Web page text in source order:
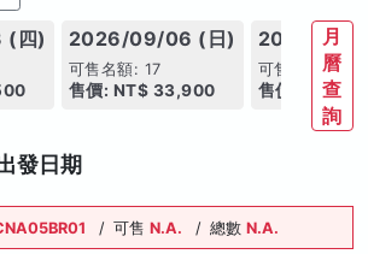
四) 2026/09/06 (日)
可售名額: 17
售價: NT$ 33,900
2026/09/
可售名額: 17
售價: NT$
月
曆
查
詢
發日期
/ 可售 N.A. / 總數 N.A.